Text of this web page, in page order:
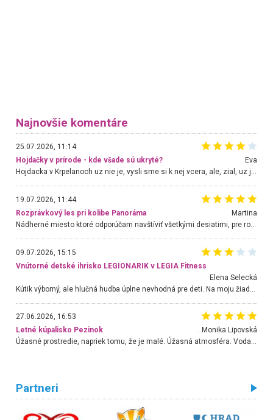
Najnovšie komentáre
25.07.2026, 11:14
Hojdačky v prírode - kde všade sú ukryté?
Eva
Hojdacka v Krpelanoch uz nie je, vysli sme si k nej vcera, ale, zial, uz je znicena. Ak sem planujete cestu len kvoli hojdacke, mozete si ju usetrit. Krasny vyhlad je tu vsak aj bez hojdacky :-)
19.07.2026, 11:44
Rozprávkový les pri kolibe Panoráma
Martina
Nádherné miesto ktoré odporúčam navštíviť všetkými desiatimi, pre rodiny s deťmi, dôchodcom... Proste a jednoducho ozaj rozprávkový les.. určite ešte prídeme. Odniesli sme si na pamiatku krásne tričká,
09.07.2026, 15:15
Vnútorné detské ihrisko LEGIONARIK v LEGIA Fitness
Elena Selecká
27.06.2026, 16:53
Letné kúpalisko Pezinok
. Monika Lipovská
Úžasné prostredie, napriek tomu, že je malé. Úžasná atmosféra. Voda fantastická a nádherná. Ľudí je pomerne veľa, ale su mili a ohľaduplní. Je veľmi zaujímavé sledovať, ako dokážu spolu športovať cudzí ľudia a bez ohľadu na vek. Vládne tu pohoda. Vnuka neviem dostať z vody. Ďakujem za krásny deň . Urcite sa sem vrátim. Jediný problém je s parkovaním, ale aj ten sa mi podarilo vyriešiť. Monika Bratislava
Partneri